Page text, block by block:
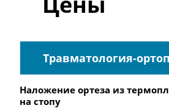
Травматология-
Наложение ортеза из
на стопу